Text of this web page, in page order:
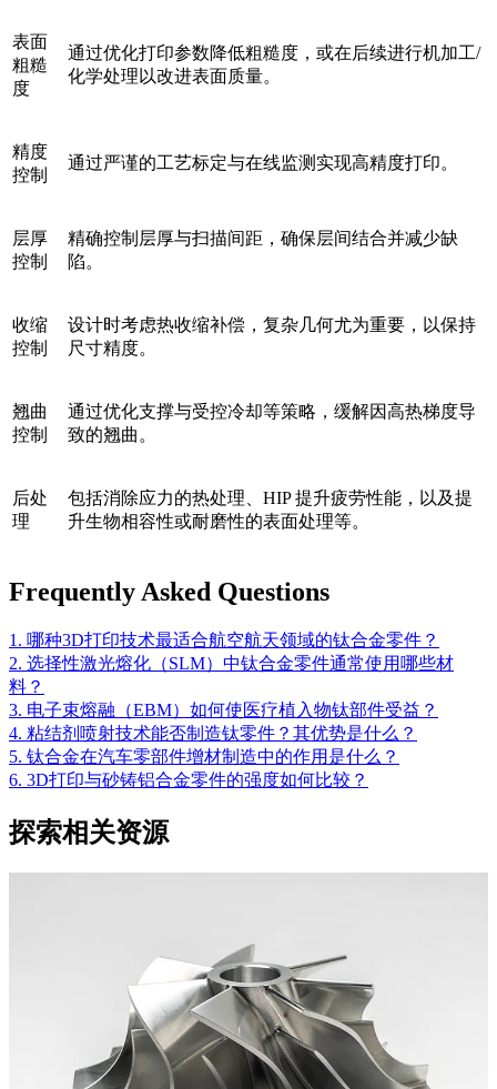
表面
粗糙
度
通过优化打印参数降低粗糙度，或在后续进行机加工/
化学处理以改进表面质量。
精度
控制
通过严谨的工艺标定与在线监测实现高精度打印。
层厚
控制
精确控制层厚与扫描间距，确保层间结合并减少缺
陷。
收缩
控制
设计时考虑热收缩补偿，复杂几何尤为重要，以保持
尺寸精度。
翘曲
控制
通过优化支撑与受控冷却等策略，缓解因高热梯度导
致的翘曲。
后处
理
包括消除应力的热处理、HIP 提升疲劳性能，以及提
升生物相容性或耐磨性的表面处理等。
Frequently Asked Questions
1. 哪种3D打印技术最适合航空航天领域的钛合金零件？
2. 选择性激光熔化（SLM）中钛合金零件通常使用哪些材
料？
3. 电子束熔融（EBM）如何使医疗植入物钛部件受益？
4. 粘结剂喷射技术能否制造钛零件？其优势是什么？
5. 钛合金在汽车零部件增材制造中的作用是什么？
6. 3D打印与砂铸铝合金零件的强度如何比较？
探索相关资源